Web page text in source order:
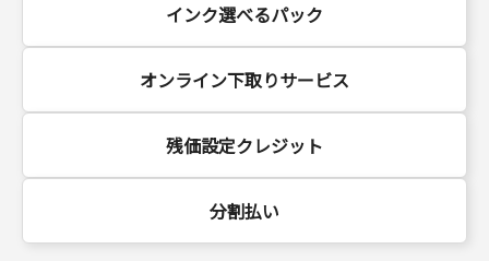
インク選べるパック
オンライン下取りサービス
残価設定クレジット
分割払い